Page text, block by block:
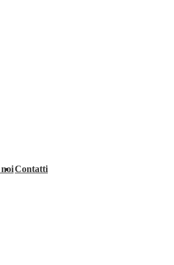
Contatti